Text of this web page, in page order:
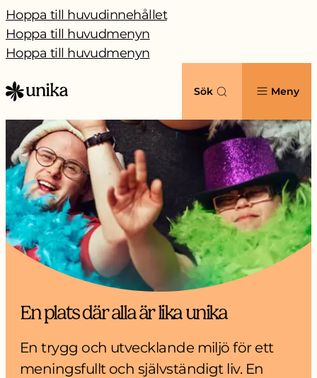
Hoppa till huvudinnehållet
Hoppa till huvudmenyn
Hoppa till huvudmenyn
Sök Meny
En plats där alla är lika unika
En trygg och utvecklande miljö för ett
meningsfullt och självständigt liv. En